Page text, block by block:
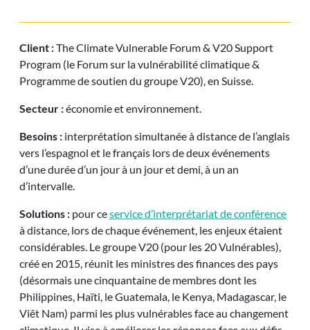
Client :The Climate Vulnerable Forum & V20 Support
Program (le Forum sur la vulnérabilité climatique &
Programme de soutien du groupe V20), en Suisse.
Secteur :économie et environnement.
Besoins : interprétation simultanée à distance de l’anglais
vers l’espagnol et le français lors de deux événements
d’une durée d’un jour à un jour et demi, à un an
d’intervalle.
Solutions : pour ceservice d’interprétariat de conférence
à distance, lors de chaque événement, les enjeux étaient
considérables. Le groupeV20 (pour les 20Vulnérables),
créé en 2015, réunit les ministres des finances des pays
(désormais une cinquantaine de membres dont les
Philippines, Haïti, le Guatemala, le Kenya, Madagascar, le
Viêt Nam) parmi les plus vulnérables face au changement